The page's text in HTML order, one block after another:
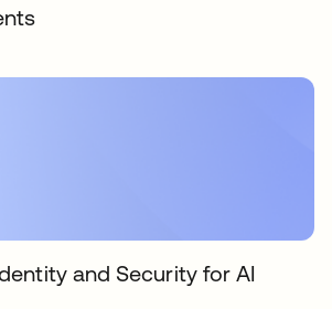
and Security for AI